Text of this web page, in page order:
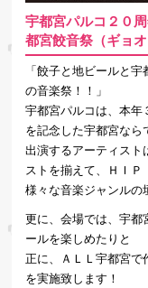
宇都宮パルコ２０
都宮餃音祭（ギョ
「餃子と地ビールと
の音楽祭！！」
宇都宮パルコは、本
を記念した宇都宮なら
出演するアーティスト
ストを揃えて、ＨＩＰ
様々な音楽ジャンルの
更に、会場では、宇
ールを楽しめたりと
正に、ＡＬＬ宇都宮
を実施致します！